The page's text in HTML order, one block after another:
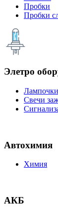
Пробки
Пробки
Элетро
Лампочки
Свечи
Автохимия
Химия
АКБ